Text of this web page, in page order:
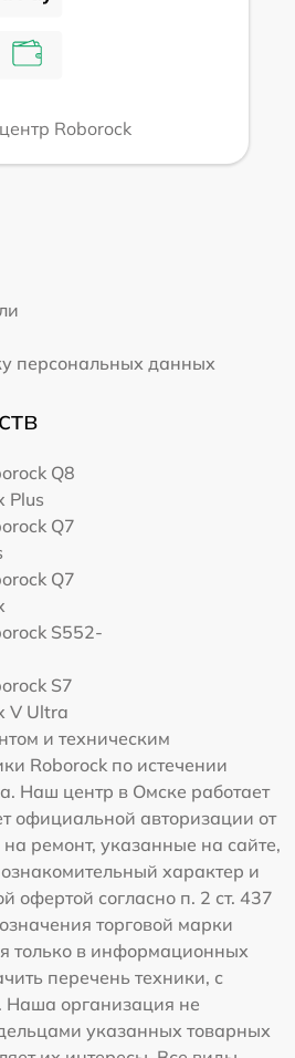
Roborock
персональных данных
Q8
Plus
Q7
Q7
S552-
S7
V Ultra
и техническим
Roborock по истечении
Наш центр в Омске работает
официальной авторизации от
ремонт, указанные на сайте,
характер и
офертой согласно п. 2 ст. 437
торговой марки
только в информационных
перечень техники, с
Наша организация не
указанных товарных